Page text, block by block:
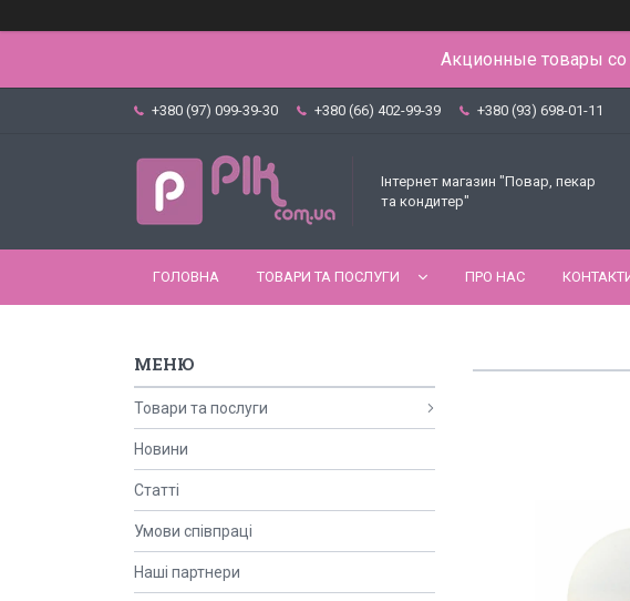
Акционные товары со
+380 (97) 099-39-30 +380 (66) 402-99-39 +380 (93) 698-01-11
Інтернет магазин "Повар, пекар
та кондитер"
ГОЛОВНА ТОВАРИ ТА ПОСЛУГИ ПРО НАС
Товари та послуги
Новини
Статті
Умови співпраці
Наші партнери